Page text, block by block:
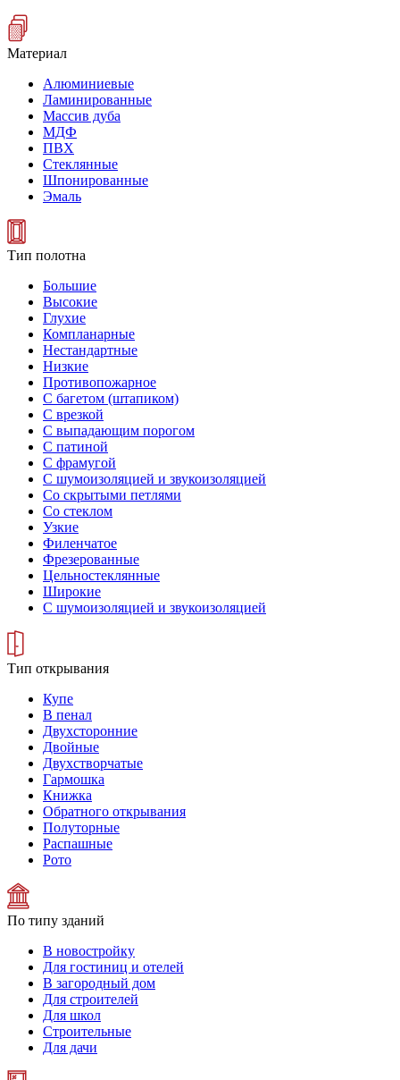
Материал
Алюминиевые
Ламинированные
Массив дуба
МДФ
ПВХ
Стеклянные
Шпонированные
Эмаль
Тип полотна
Большие
Высокие
Глухие
Компланарные
Нестандартные
Низкие
Противопожарное
С багетом (штапиком)
С врезкой
С выпадающим порогом
С патиной
С фрамугой
С шумоизоляцией и звукоизоляцией
Со скрытыми петлями
Со стеклом
Узкие
Филенчатое
Фрезерованные
Цельностеклянные
Широкие
С шумоизоляцией и звукоизоляцией
Тип открывания
Купе
В пенал
Двухсторонние
Двойные
Двухстворчатые
Гармошка
Книжка
Обратного открывания
Полуторные
Распашные
Рото
По типу зданий
В новостройку
Для гостиниц и отелей
В загородный дом
Для строителей
Для школ
Строительные
Для дачи